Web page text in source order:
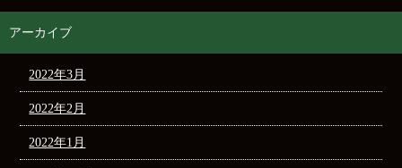
アーカイブ
2022年3月
2022年2月
2022年1月